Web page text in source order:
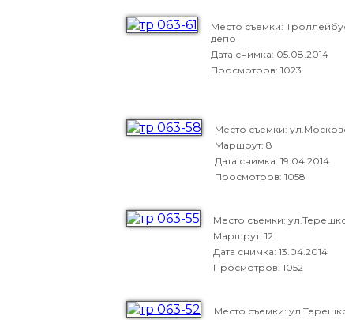
Место съемки:
депо
Дата снимка: 05.08.2014
Просмотров: 1023
Место съемки:
Маршрут: 8
Дата снимка: 19.04.2014
Просмотров: 1058
Место съемки:
Маршрут: 12
Дата снимка: 13.04.2014
Просмотров: 1052
Место съемки: